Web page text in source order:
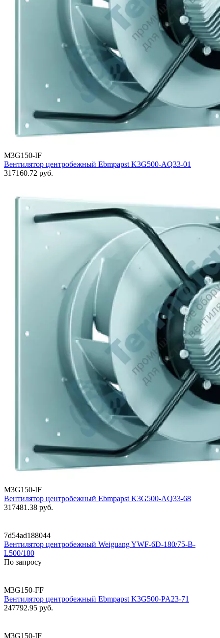
M3G150-IF
Вентилятор центробежный Ebmpapst K3G500-AQ33-01
317160.72 руб.
M3G150-IF
Вентилятор центробежный Ebmpapst K3G500-AQ33-68
317481.38 руб.
7d54ad188044
Вентилятор центробежный Weiguang YWF-6D-180/75-B-
L500/180
По запросу
M3G150-FF
Вентилятор центробежный Ebmpapst K3G500-PA23-71
247792.95 руб.
M3G150-IF